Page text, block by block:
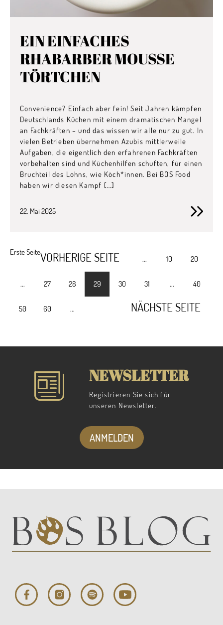
EIN EINFACHES
RHABARBER MOUSSE
TÖRTCHEN
Convenience? Einfach aber fein! Seit Jahren kämpfen
Deutschlands Küchen mit einem dramatischen Mangel
an Fachkräften – und das wissen wir alle nur zu gut. In
vielen Betrieben übernehmen Azubis mittlerweile
Aufgaben, die eigentlich den erfahrenen Fachkräften
vorbehalten sind und Küchenhilfen schuften, für einen
Bruchteil des Lohns, wie Köch*innen. Bei BOS Food
haben wir diesen Kampf […]
22. Mai 2025
Erste SeiteVORHERIGE SEITE ... 10 20
... 27 28 29 30 31 ... 40
50 60 ... NÄCHSTE SEITE
NEWSLETTER
Registrieren Sie sich für
unseren Newsletter.
ANMELDEN